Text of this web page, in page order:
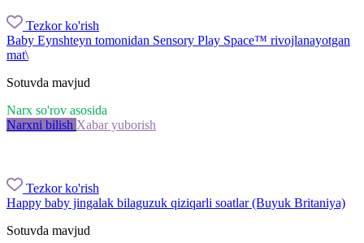
Tezkor ko'rish
Baby Eynshteyn tomonidan Sensory Play Space™ rivojlanayotgan
mat\
Sotuvda mavjud
Narx so'rov asosida
Narxni bilish Xabar yuborish
Tezkor ko'rish
Happy baby jingalak bilaguzuk qiziqarli soatlar (Buyuk Britaniya)
Sotuvda mavjud